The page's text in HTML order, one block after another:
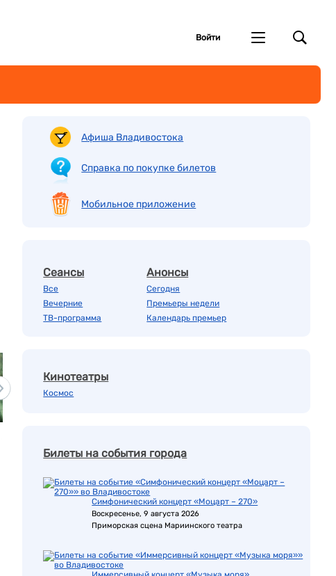
Войти
Афиша Владивостока
Справка по покупке билетов
Мобильное приложение
Сеансы
Все
Вечерние
ТВ-программа
Анонсы
Сегодня
Премьеры недели
Календарь премьер
Кинотеатры
Космос
Билеты на события города
Симфонический концерт «Моцарт – 270»
Воскресенье, 9 августа 2026
Приморская сцена Мариинского театра